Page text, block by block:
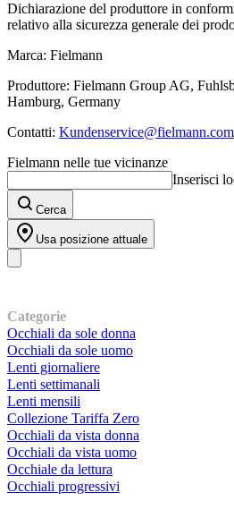
Dichiarazione del produttore in
relativo alla sicurezza generale dei
Marca: Fielmann
Produttore: Fielmann Group AG,
Hamburg, Germany
Contatti: Kundenservice@fielmann.com
Fielmann nelle tue vicinanze
Inserisci
Cerca
Usa posizione attuale
Categorie
Occhiali da sole donna
Occhiali da sole uomo
Lenti giornaliere
Lenti settimanali
Lenti mensili
Collezione Tariffa Zero
Occhiali da vista donna
Occhiali da vista uomo
Occhiale da lettura
Occhiali progressivi